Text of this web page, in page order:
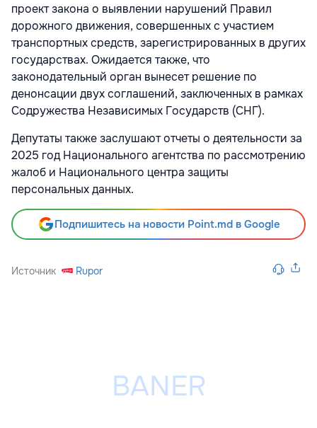
проект закона о выявлении нарушений Правил
дорожного движения, совершенных с участием
транспортных средств, зарегистрированных в других
государствах. Ожидается также, что
законодательный орган вынесет решение по
денонсации двух соглашений, заключенных в рамках
Содружества Независимых Государств (СНГ).
Депутаты также заслушают отчеты о деятельности за
2025 год Национального агентства по рассмотрению
жалоб и Национального центра защиты
персональных данных.
Подпишитесь на новости Point.md в Google
Источник Rupor